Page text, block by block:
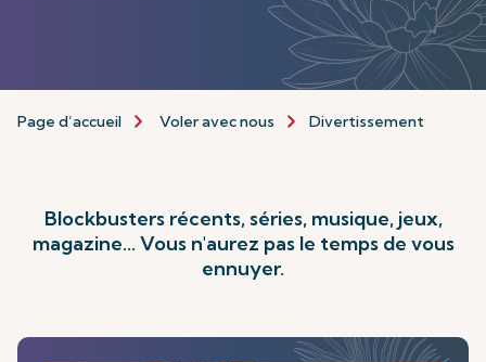
Page d’accueil Voler avec nous Divertissement
Blockbusters récents, séries, musique, jeux,
magazine... Vous n'aurez pas le temps de vous
ennuyer.